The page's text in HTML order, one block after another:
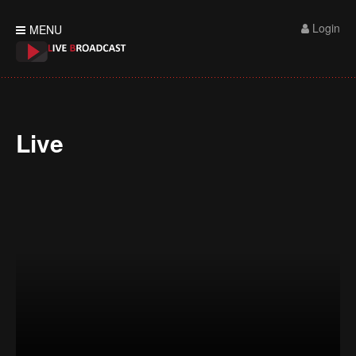
MENU Login
Live